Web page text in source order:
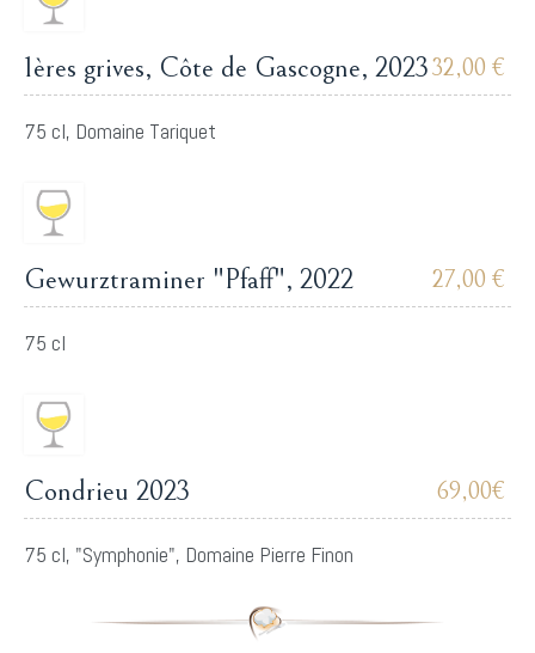
1ères grives, Côte de Gascogne, 202332,00 €
75 cl, Domaine Tariquet
Gewurztraminer "Pfaff", 2022 27,00 €
75 cl
Condrieu 2023 69,00€
75 cl, "Symphonie", Domaine Pierre Finon